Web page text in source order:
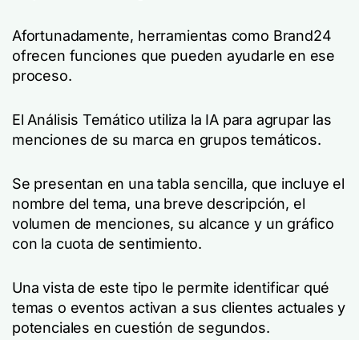
Afortunadamente, herramientas como Brand24
ofrecen funciones que pueden ayudarle en ese
proceso.
El Análisis Temático utiliza la IA para agrupar las
menciones de su marca en grupos temáticos.
Se presentan en una tabla sencilla, que incluye el
nombre del tema, una breve descripción, el
volumen de menciones, su alcance y un gráfico
con la cuota de sentimiento.
Una vista de este tipo le permite identificar qué
temas o eventos activan a sus clientes actuales y
potenciales en cuestión de segundos.